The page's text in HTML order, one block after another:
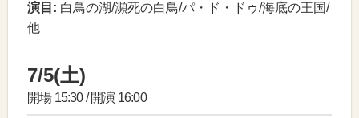
演目: 白鳥の湖/瀕死の白鳥/パ・ド・ドゥ/海底の王国/
他
7/5(土)
開場 15:30 / 開演 16:00